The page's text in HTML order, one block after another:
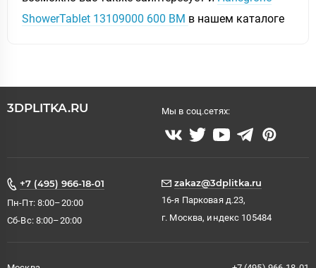
ShowerTablet 13109000 600 ВМ в нашем каталоге
3DPLITKA.RU Мы в соц.сетях:
+7 (495) 966-18-01
Пн-Пт: 8:00–20:00
Сб-Вс: 8:00–20:00
zakaz@3dplitka.ru
16-я Парковая д.23,
г. Москва, индекс 105484